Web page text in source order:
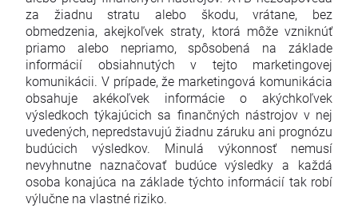
za žiadnu stratu alebo škodu, vrátane, bez
obmedzenia, akejkoľvek straty, ktorá môže vzniknúť
priamo alebo nepriamo, spôsobená na základe
informácií obsiahnutých v tejto marketingovej
komunikácii. V prípade, že marketingová komunikácia
obsahuje akékoľvek informácie o akýchkoľvek
výsledkoch týkajúcich sa finančných nástrojov v nej
uvedených, nepredstavujú žiadnu záruku ani prognózu
budúcich výsledkov. Minulá výkonnosť nemusí
nevyhnutne naznačovať budúce výsledky a každá
osoba konajúca na základe týchto informácií tak robí
výlučne na vlastné riziko.